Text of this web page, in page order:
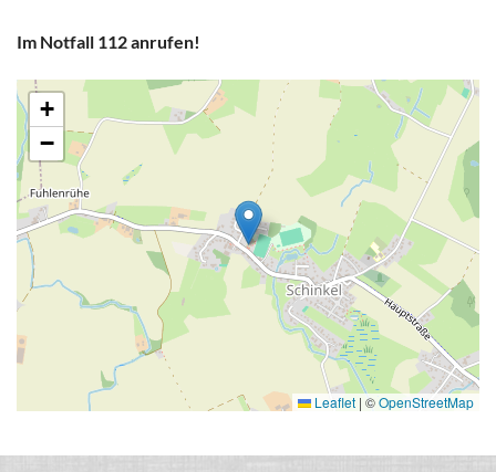
Im Notfall 112 anrufen!
+
−
Leaflet | ©OpenStreetMap